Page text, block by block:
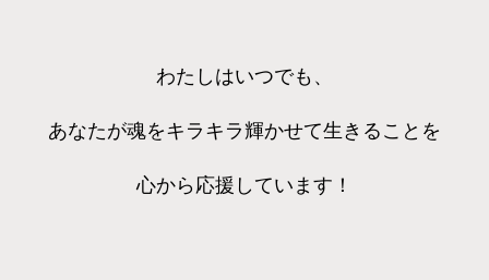
わたしはいつでも、
あなたが魂をキラキラ輝かせて生きることを
心から応援しています！